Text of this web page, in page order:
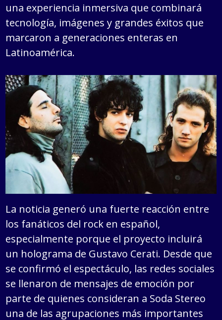
una experiencia inmersiva que combinará
tecnología, imágenes y grandes éxitos que
marcaron a generaciones enteras en
Latinoamérica.
La noticia generó una fuerte reacción entre
los fanáticos del rock en español,
especialmente porque el proyecto incluirá
un holograma de Gustavo Cerati. Desde que
se confirmó el espectáculo, las redes sociales
se llenaron de mensajes de emoción por
parte de quienes consideran a Soda Stereo
una de las agrupaciones más importantes